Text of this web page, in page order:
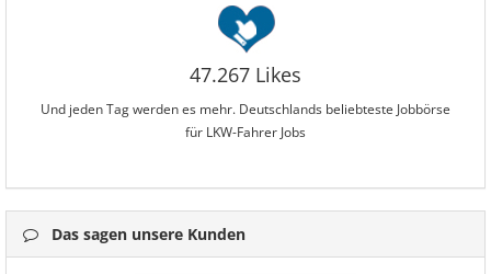
47.267 Likes
Und jeden Tag werden es mehr. Deutschlands beliebteste Jobbörse
für LKW-Fahrer Jobs
Das sagen unsere Kunden